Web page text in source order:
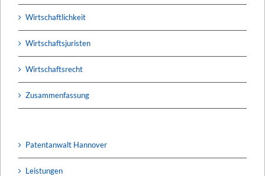
Wirtschaftlichkeit
Wirtschaftsjuristen
Wirtschaftsrecht
Zusammenfassung
Patentanwalt Hannover
Leistungen